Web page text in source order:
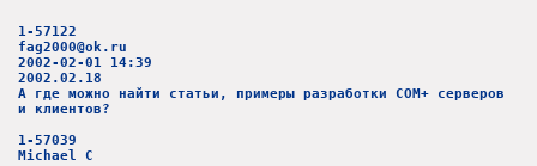
1-57122
fag2000@ok.ru
2002-02-01 14:39
2002.02.18
А где можно найти статьи, примеры разработки COM+ серверов
и клиентов?
1-57039
Michael C